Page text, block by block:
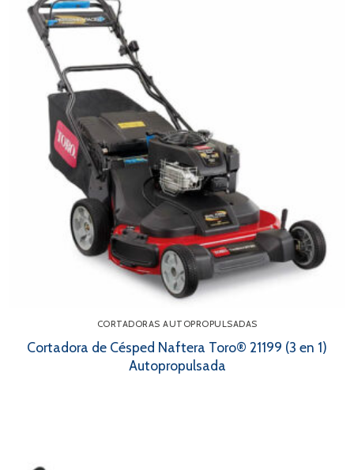
CORTADORAS AUTOPROPULSADAS
Cortadora de Césped Naftera Toro® 21199 (3 en 1)
Autopropulsada